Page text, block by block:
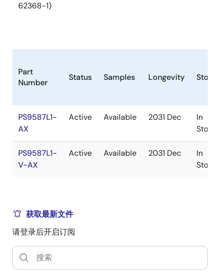
62368-1)
Part
Number
Status Samples Longevity Stock
PS9587L1-
AX
Active Available 2031 Dec
In
Stock
PS9587L1-
V-AX
Active Available 2031 Dec
In
Stock
获取最新文件
请登录后开启订阅